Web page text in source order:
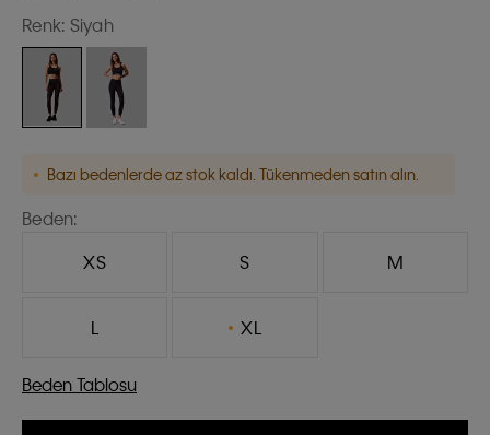
Renk: Siyah
Bazı bedenlerde az stok kaldı. Tükenmeden satın alın.
Beden:
XS
S M
L XL
Beden Tablosu